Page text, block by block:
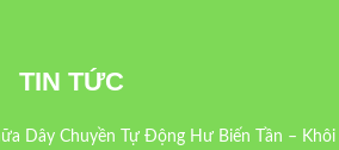
TIN TỨC
Dây Chuyền Tự Động Hư Biến Tần – Khôi